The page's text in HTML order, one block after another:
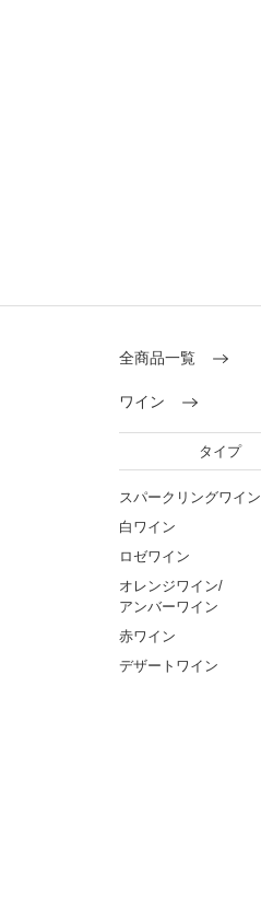
全商品一覧
ワイン
タイプ
スパークリングワイン
白ワイン
ロゼワイン
オレンジワイン/
アンバーワイン
赤ワイン
デザートワイン